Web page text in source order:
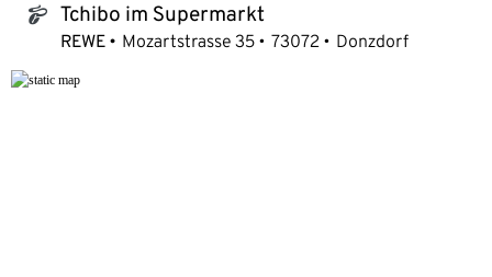
tchibo_logo Tchibo im Supermarkt
REWE Mozartstrasse 35 73072 Donzdorf